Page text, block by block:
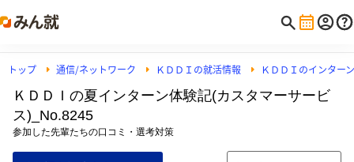
トップ 通信/ネットワーク ＫＤＤＩの就活情報 ＫＤＤＩのインター
ＫＤＤＩの夏インターン体験記(カスタマーサービ
ス)_No.8245
参加した先輩たちの口コミ・選考対策